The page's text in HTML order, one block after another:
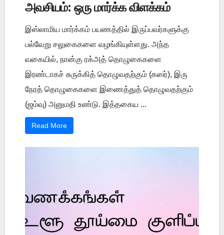
அவசியம்: ஒரு மார்க்க விளக்கம்
இஸ்லாமிய மார்க்கம் பயணத்தில் இருப்பவர்களுக்கு
பல்வேறு சலுகைகளை வழங்கியுள்ளது. அந்த
வகையில், நான்கு ரக்அத் தொழுகைகளை
இரண்டாகச் சுருக்கித் தொழுவதற்கும் (கஸர்), இரு
நேரத் தொழுகைகளை இணைத்துத் தொழுவதற்கும்
(ஜம்வு) அனுமதி உண்டு. இத்தகைய ...
Read More